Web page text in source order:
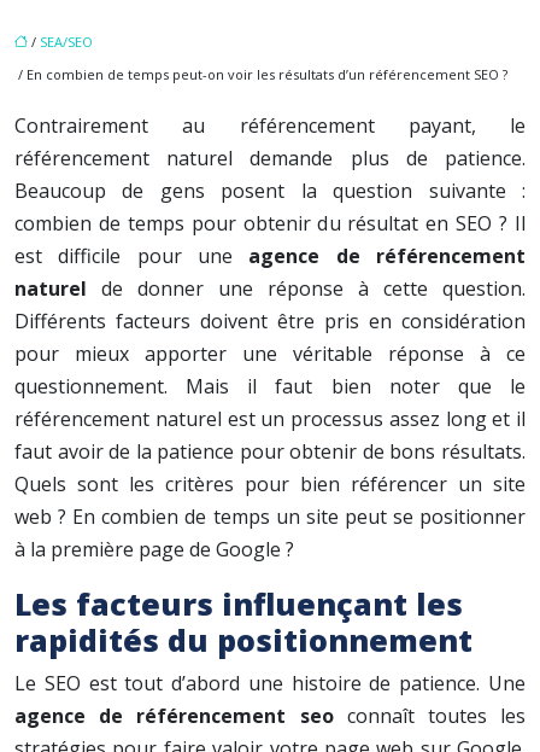
/ SEA/SEO
/ En combien de temps peut-on voir les résultats d’un référencement SEO ?
Contrairement au référencement payant, le
référencement naturel demande plus de patience.
Beaucoup de gens posent la question suivante :
combien de temps pour obtenir du résultat en SEO ? Il
est difficile pour une agence de référencement
naturel de donner une réponse à cette question.
Différents facteurs doivent être pris en considération
pour mieux apporter une véritable réponse à ce
questionnement. Mais il faut bien noter que le
référencement naturel est un processus assez long et il
faut avoir de la patience pour obtenir de bons résultats.
Quels sont les critères pour bien référencer un site
web ? En combien de temps un site peut se positionner
à la première page de Google ?
Les facteurs influençant les
rapidités du positionnement
Le SEO est tout d’abord une histoire de patience. Une
agence de référencement seoconnaît toutes les